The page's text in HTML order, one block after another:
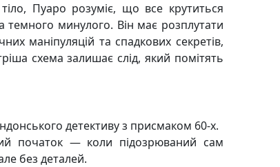
Пуаро розуміє, що все крутиться
темного минулого. Він має розплутати
маніпуляцій та спадкових секретів,
схема залишає слід, який помітять
детективу з присмаком 60-х.
початок — коли підозрюваний сам
без деталей.